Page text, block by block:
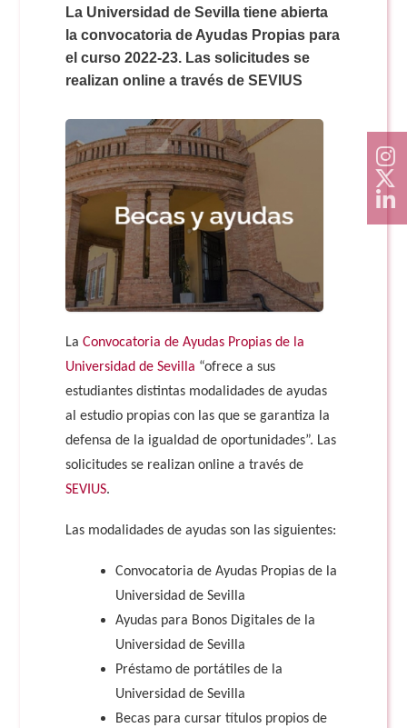
Comunicación Audiovisual
Doble Grado PER/CAV
Publicidad y RR.PP
Comunicación Audiovisual
Doble Grado PER/CAV
#miTFG
#YoPractico
Boletines
La Universidad de Sevilla tiene abierta
la convocatoria de Ayudas Propias para
el curso 2022-23. Las solicitudes se
realizan online a través de SEVIUS
LaConvocatoria de Ayudas Propias de la
Universidad de Sevilla “ofrece a sus
estudiantes distintas modalidades de ayudas
al estudio propias con las que se garantiza la
defensa de la igualdad de oportunidades”. Las
solicitudes se realizan online a través de
SEVIUS.
Las modalidades de ayudas son las siguientes:
Convocatoria de Ayudas Propias de la
Universidad de Sevilla
Ayudas para Bonos Digitales de la
Universidad de Sevilla
Préstamo de portátiles de la
Universidad de Sevilla
Becas para cursar títulos propios de